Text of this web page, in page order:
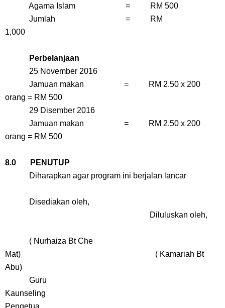
Agama Islam = RM 500
Jumlah = RM
1,000
Perbelanjaan
25 November 2016
Jamuan makan = RM 2.50 x 200
orang = RM 500
29 Disember 2016
Jamuan makan = RM 2.50 x 200
orang = RM 500
8.0 PENUTUP
Diharapkan agar program ini berjalan lancar
Disediakan oleh,
Diluluskan oleh,
( Nurhaiza Bt Che
Mat) ( Kamariah Bt
Abu)
Guru
Kaunseling
Pengetua